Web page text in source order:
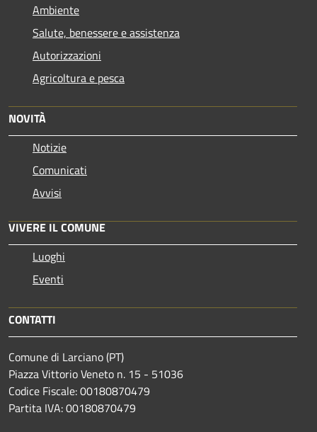
Ambiente
Salute, benessere e assistenza
Autorizzazioni
Agricoltura e pesca
NOVITÀ
Notizie
Comunicati
Avvisi
VIVERE IL COMUNE
Luoghi
Eventi
CONTATTI
Comune di Larciano (PT)
Piazza Vittorio Veneto n. 15 - 51036
Codice Fiscale: 00180870479
Partita IVA: 00180870479